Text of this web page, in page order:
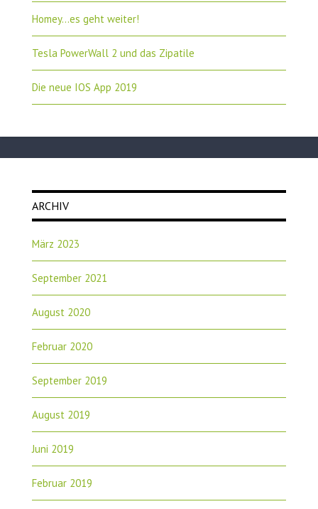
Homey…es geht weiter!
Tesla PowerWall 2 und das Zipatile
Die neue IOS App 2019
ARCHIV
März 2023
September 2021
August 2020
Februar 2020
September 2019
August 2019
Juni 2019
Februar 2019